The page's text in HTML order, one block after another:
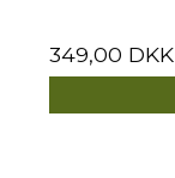
349,00 DKK